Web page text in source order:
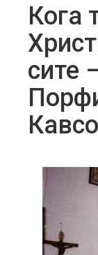
Кога
сите